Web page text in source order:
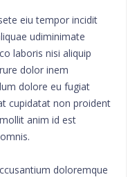
eiu tempor incidit
udiminimate
laboris nisi aliquip
dolor inem
dolore eu fugiat
cupidatat non proident
anim id est
doloremque